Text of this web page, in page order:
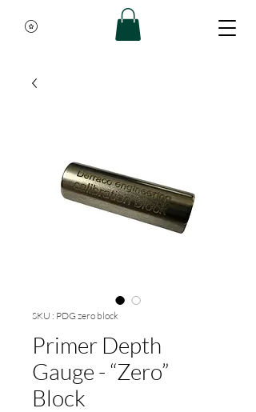
SKU : PDG zero block
Primer Depth
Gauge - “Zero”
Block